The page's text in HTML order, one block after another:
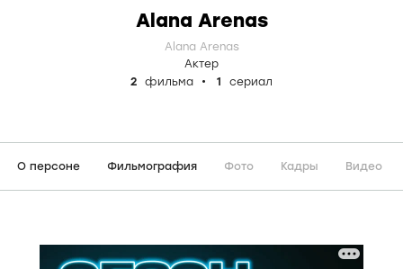
Alana Arenas
Alana Arenas
Актер
2
фильма 1 сериал
О персоне Фильмография Фото Кадры Видео